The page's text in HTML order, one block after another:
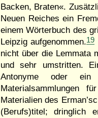
Backen, Braten«.
Neuen Reiches ein
einem Wörterbuch des
Leipzig aufgenommen.19
nicht über die Lemmata
und sehr umstritten.
Antonyme oder ein
Materialsammlungen
Materialien des
(Berufs)titel; dringlich